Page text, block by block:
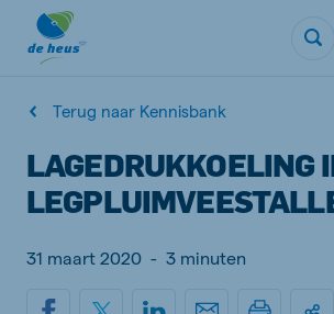
Terug naar Kennisbank
LAGEDRUKKOELING
31 maart 2020 - 3 minuten